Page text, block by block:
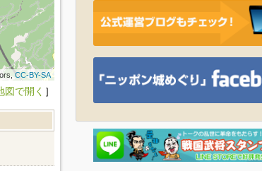
CC-BY-SA
図で開く ］